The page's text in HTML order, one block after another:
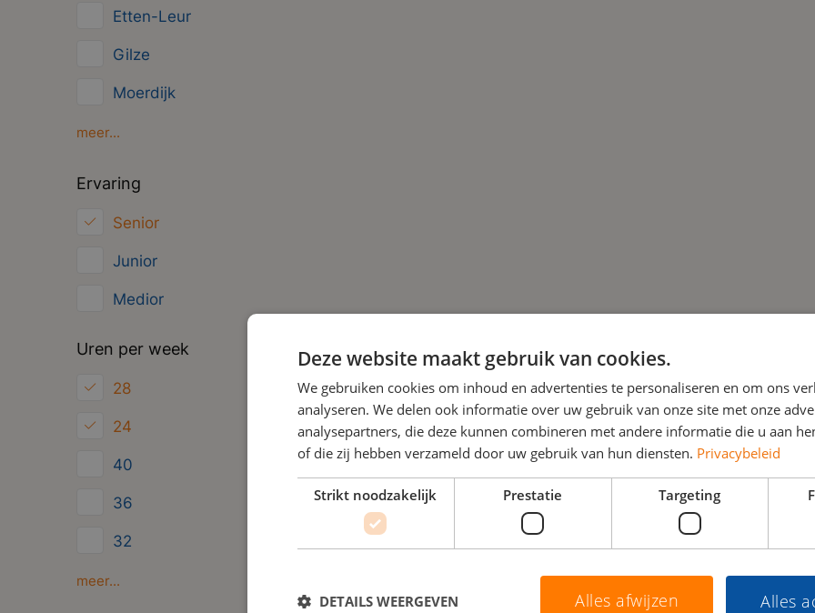
Etten-Leur
Gilze
Moerdijk
Oosterhout
meer...
Ervaring
Senior
Junior
Medior
Uren per week
28
24
40
36
32
Minder dan 24
meer...
Deze website maakt gebruik van cookies.
We gebruiken cookies om inhoud en advertenties te personaliseren en om ons
analyseren. We delen ook informatie over uw gebruik van onze site met onze
analysepartners, die deze kunnen combineren met andere informatie die u aan
of die zij hebben verzameld door uw gebruik van hun diensten. Privacybeleid
Strikt noodzakelijk Prestatie Targeting
Alles
Alles afwijzen
DETAILS WEERGEVEN